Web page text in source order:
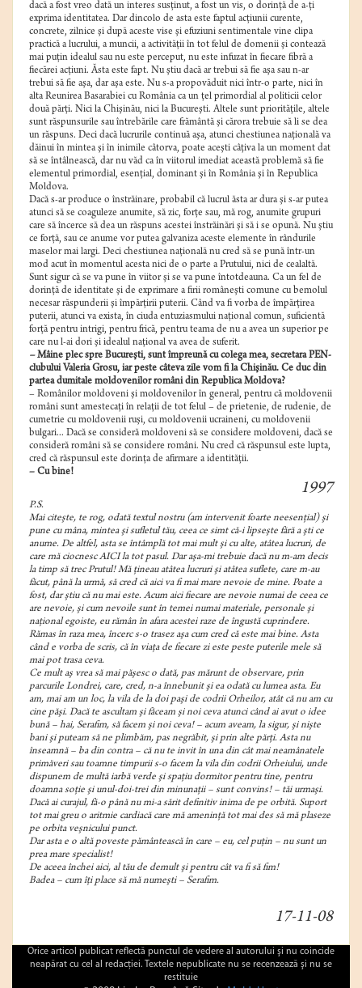
dacă a fost vreo dată un interes susţinut, a fost un vis, o dorinţă de a-ţi
exprima identitatea. Dar dincolo de asta este faptul acţiunii curente,
concrete, zilnice şi după aceste vise şi efuziuni sentimentale vine clipa
practică a lucrului, a muncii, a activităţii în tot felul de domenii şi contează
mai puţin idealul sau nu este perceput, nu este infuzat în fiecare fibră a
fiecărei acţiuni. Ăsta este fapt. Nu ştiu dacă ar trebui să fie aşa sau n-ar
trebui să fie aşa, dar aşa este. Nu s-a propovăduit nici într-o parte, nici în
alta Reunirea Basarabiei cu România ca un ţel primordial al politicii celor
două părţi. Nici la Chişinău, nici la Bucureşti. Altele sunt priorităţile, altele
sunt răspunsurile sau întrebările care frământă şi cărora trebuie să li se dea
un răspuns. Deci dacă lucrurile continuă aşa, atunci chestiunea naţională va
dăinui în mintea şi în inimile câtorva, poate aceşti câţiva la un moment dat
să se întâlnească, dar nu văd ca în viitorul imediat această problemă să fie
elementul primordial, esenţial, dominant şi în România şi în Republica
Moldova.
Dacă s-ar produce o înstrăinare, probabil că lucrul ăsta ar dura şi s-ar putea
atunci să se coaguleze anumite, să zic, forţe sau, mă rog, anumite grupuri
care să încerce să dea un răspuns acestei înstrăinări şi să i se opună. Nu ştiu
ce forţă, sau ce anume vor putea galvaniza aceste elemente în rândurile
maselor mai largi. Deci chestiunea naţională nu cred să se pună într-un
mod acut în momentul acesta nici de o parte a Prutului, nici de cealaltă.
Sunt sigur că se va pune în viitor şi se va pune întotdeauna. Ca un fel de
dorinţă de identitate şi de exprimare a firii româneşti comune cu bemolul
necesar răspunderii şi împărţirii puterii. Când va fi vorba de împărţirea
puterii, atunci va exista, în ciuda entuziasmului naţional comun, suficientă
forţă pentru intrigi, pentru frică, pentru teama de nu a avea un superior pe
care nu l-ai dori şi idealul naţional va avea de suferit.
–Mâine plec spre Bucureşti, sunt împreună cu colega mea, secretara PEN-
clubului Valeria Grosu, iar peste câteva zile vom fi la Chişinău. Ce duc din
partea dumitale moldovenilor români din Republica Moldova?
– Românilor moldoveni şi moldovenilor în general, pentru că moldovenii
români sunt amestecaţi în relaţii de tot felul – de prietenie, de rudenie, de
cumetrie cu moldovenii ruşi, cu moldovenii ucraineni, cu moldovenii
bulgari... Dacă se consideră moldoveni să se considere moldoveni, dacă se
consideră români să se considere români. Nu cred că răspunsul este lupta,
cred că răspunsul este dorinţa de afirmare a identităţii.
– Cu bine!
1997
P.S.
Mai citeşte, te rog, odată textul nostru (am intervenit foarte neesenţial) şi
pune cu mâna, mintea şi sufletul tău, ceea ce simt că-i lipseşte fără a şti ce
anume. De altfel, asta se întâmplă tot mai mult şi cu alte, atâtea lucruri, de
care mă ciocnesc AICI la tot pasul. Dar aşa-mi trebuie dacă nu m-am decis
la timp să trec Prutul! Mă ţineau atâtea lucruri şi atâtea suflete, care m-au
făcut, până la urmă, să cred că aici va fi mai mare nevoie de mine. Poate a
fost, dar ştiu că nu mai este. Acum aici fiecare are nevoie numai de ceea ce
are nevoie, şi cum nevoile sunt în temei numai materiale, personale şi
naţional egoiste, eu rămân în afara acestei raze de îngustă cuprindere.
Rămas în raza mea, încerc s-o trasez aşa cum cred că este mai bine. Asta
când e vorba de scris, că în viaţa de fiecare zi este peste puterile mele să
mai pot trasa ceva.
Ce mult aş vrea să mai păşesc o dată, pas mărunt de observare, prin
parcurile Londrei, care, cred, n-a înnebunit şi ea odată cu lumea asta. Eu
am, mai am un loc, la vila de la doi paşi de codrii Orheilor, atât că nu am cu
cine păşi. Dacă te ascultam şi făceam şi noi ceva atunci când ai avut o idee
bună – hai, Serafim, să facem şi noi ceva! – acum aveam, la sigur, şi nişte
bani şi puteam să ne plimbăm, pas negrăbit, şi prin alte părţi. Asta nu
înseamnă – ba din contra – că nu te invit în una din cât mai neamânatele
primăveri sau toamne timpurii s-o facem la vila din codrii Orheiului, unde
dispunem de multă iarbă verde şi spaţiu dormitor pentru tine, pentru
doamna soţie şi unul-doi-trei din minunaţii – sunt convins! – tăi urmaşi.
Dacă ai curajul, fă-o până nu mi-a sărit definitiv inima de pe orbită. Suport
tot mai greu o aritmie cardiacă care mă ameninţă tot mai des să mă plaseze
pe orbita veşnicului punct.
Dar asta e o altă poveste pământească în care – eu, cel puţin – nu sunt un
prea mare specialist!
De aceea închei aici, al tău de demult şi pentru cât va fi să fim!
Badea – cum îţi place să mă numeşti – Serafim.
17-11-08
Orice articol publicat reflectă punctul de vedere al autorului şi nu coincide
neapărat cu cel al redacţiei. Textele nepublicate nu se recenzează şi nu se
restituie